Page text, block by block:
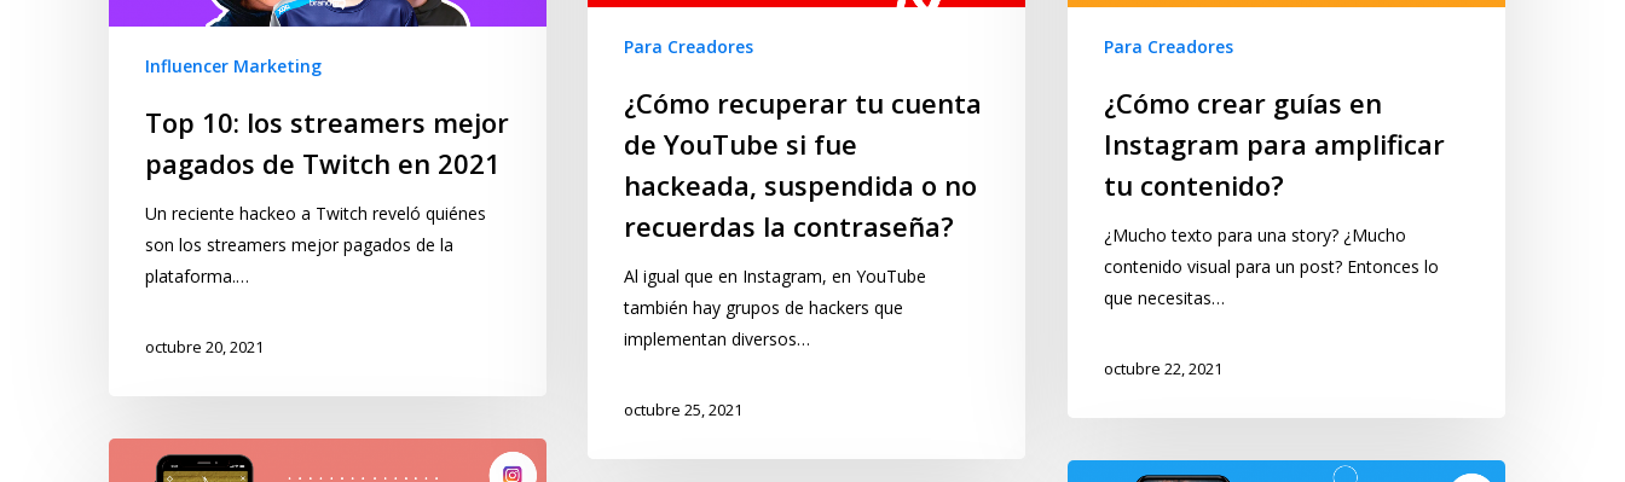
Para Creadores
¿Cómo recuperar tu cuenta
de YouTube si fue
hackeada, suspendida o no
recuerdas la contraseña?
Al igual que en Instagram, en YouTube
también hay grupos de hackers que
implementan diversos…
octubre 25, 2021
Para Creadores
¿Cómo crear guías en
Instagram para amplificar
tu contenido?
¿Mucho texto para una story? ¿Mucho
contenido visual para un post? Entonces lo
que necesitas…
octubre 22, 2021
Influencer Marketing
Top 10: los streamers mejor
pagados de Twitch en 2021
Un reciente hackeo a Twitch reveló quiénes
son los streamers mejor pagados de la
plataforma.…
octubre 20, 2021